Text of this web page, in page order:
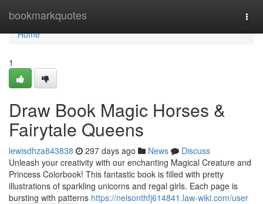
bookmarkquotes
Home
Home
1
Draw Book Magic Horses &
Fairytale Queens
lewisdhza843838 297 days ago News
Discuss
Unleash your creativity with our enchanting Magical Creature and
Princess Colorbook! This fantastic book is filled with pretty
illustrations of sparkling unicorns and regal girls. Each page is
bursting with patterns https://nelsonthfj614841.law-wiki.com/user